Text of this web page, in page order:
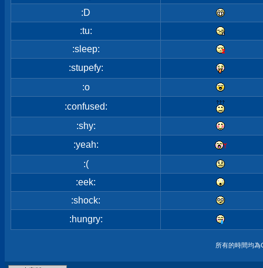
:D
:tu:
:sleep:
:stupefy:
:o
:confused:
:shy:
:yeah:
:(
:eek:
:shock:
:hungry:
所有的時間均為